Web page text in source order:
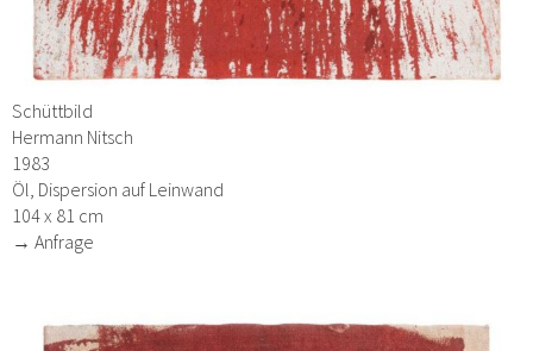
Schüttbild
Hermann Nitsch
1983
Öl, Dispersion auf Leinwand
104 x 81 cm
→ Anfrage